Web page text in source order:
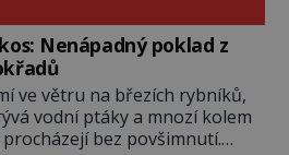
Nenápadný poklad z
ve větru na březích rybníků,
vodní ptáky a mnozí kolem
procházejí bez povšimnutí.